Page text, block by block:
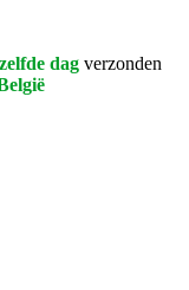
dag verzonden